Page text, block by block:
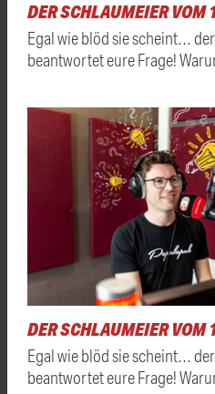
DER SCHLAUMEIER
Egal wie blöd sie scheint…
beantwortet eure Frage!
DER SCHLAUMEIER
Egal wie blöd sie scheint…
beantwortet eure Frage!